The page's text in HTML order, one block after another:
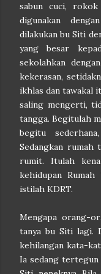
sabun cuci,
digunakan
dilakukan bu Siti
yang besar
sekolahkan
kekerasan,
ikhlas dan tawakal
saling mengerti,
tangga. Begitulah
begitu
Sedangkan
rumit. Itulah
kehidupan
istilah KDRT.
Mengapa orang-
tanya bu Siti lagi.
kehilangan kata-
Ia sedang tertegun